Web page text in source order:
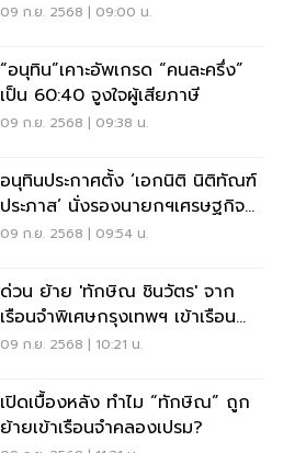
09 ก.ย. 2568 | 09:00 น.
“อนุทิน”เคาะอัพเกรด “คนละครึ่ง”
เป็น 60:40 จูงใจผู้เสียภาษี
09 ก.ย. 2568 | 09:38 น.
อนุทินประกาศตั้ง ‘เอกนิติ นิติทัณฑ์
ประภาส’ นั่งรองนายกฯเศรษฐกิจ
ควบขุนคลัง
09 ก.ย. 2568 | 09:54 น.
ด่วน ย้าย 'ทักษิณ ชินวัตร' จาก
เรือนจำพิเศษกรุงเทพฯ เข้าเรือนจำ
คลองเปรมแล้ว
09 ก.ย. 2568 | 10:21 น.
เปิดเบื้องหลัง ทำไม “ทักษิณ” ถูก
ย้ายเข้าเรือนจำคลองเปรม?